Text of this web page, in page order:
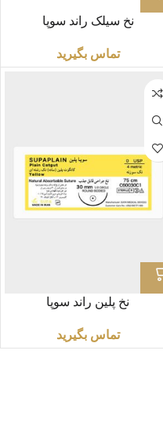
نخ سیلک راند سوپا
تماس بگیرید
نخ پلین راند سوپا
تماس بگیرید